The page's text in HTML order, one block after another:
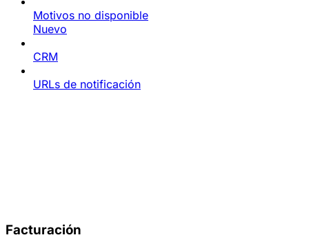
Motivos no disponible
Nuevo
CRM
URLs de notificación
Facturación